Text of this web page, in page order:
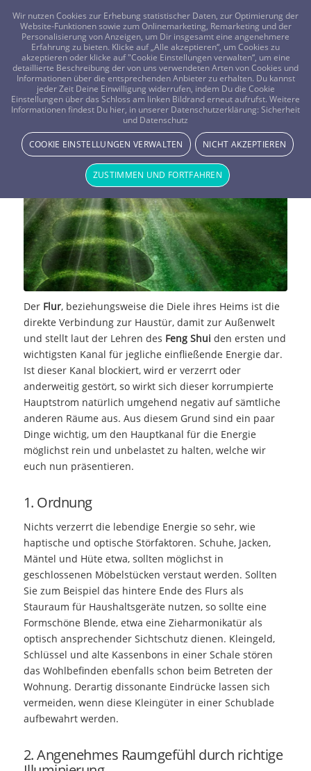
FRAGEN? KOSTENLOS ANRUFEN: 0800-8478266
Richtiges Feng Shui in Flur und
Diele
MAGIE & METHODEN
Der Flur, beziehungsweise die Diele ihres Heims ist die
direkte Verbindung zur Haustür, damit zur Außenwelt
und stellt laut der Lehren des Feng Shui den ersten und
wichtigsten Kanal für jegliche einfließende Energie dar.
Ist dieser Kanal blockiert, wird er verzerrt oder
anderweitig gestört, so wirkt sich dieser korrumpierte
Hauptstrom natürlich umgehend negativ auf sämtliche
anderen Räume aus. Aus diesem Grund sind ein paar
Dinge wichtig, um den Hauptkanal für die Energie
möglichst rein und unbelastet zu halten, welche wir
euch nun präsentieren.
1. Ordnung
Nichts verzerrt die lebendige Energie so sehr, wie
haptische und optische Störfaktoren. Schuhe, Jacken,
Mäntel und Hüte etwa, sollten möglichst in
geschlossenen Möbelstücken verstaut werden. Sollten
Sie zum Beispiel das hintere Ende des Flurs als
Stauraum für Haushaltsgeräte nutzen, so sollte eine
Formschöne Blende, etwa eine Zieharmonikatür als
optisch ansprechender Sichtschutz dienen. Kleingeld,
Schlüssel und alte Kassenbons in einer Schale stören
das Wohlbefinden ebenfalls schon beim Betreten der
Wohnung. Derartig dissonante Eindrücke lassen sich
vermeiden, wenn diese Kleingüter in einer Schublade
aufbewahrt werden.
2. Angenehmes Raumgefühl durch richtige
Wir nutzen Cookies zur Erhebung statistischer Daten, zur Optimierung der
Website-Funktionen sowie zum Onlinemarketing, Remarketing und der
Personalisierung von Anzeigen, um Dir insgesamt eine angenehmere
Erfahrung zu bieten. Klicke auf „Alle akzeptieren“, um Cookies zu
akzeptieren oder klicke auf "Cookie Einstellungen verwalten“, um eine
detaillierte Beschreibung der von uns verwendeten Arten von Cookies und
Informationen über die entsprechenden Anbieter zu erhalten. Du kannst
jeder Zeit Deine Einwilligung widerrufen, indem Du die Cookie
Einstellungen über das Schloss am linken Bildrand erneut aufrufst. Weitere
Informationen findest Du hier, in unserer Datenschutzerklärung: Sicherheit
und Datenschutz
COOKIE EINSTELLUNGEN VERWALTEN NICHT AKZEPTIEREN
ZUSTIMMEN UND FORTFAHREN